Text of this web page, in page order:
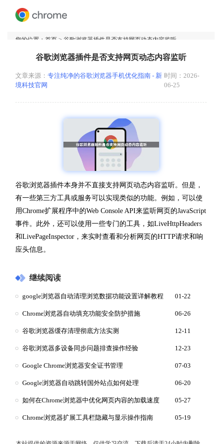
您的位置： 首页 > 谷歌浏览器插件是否支持网页动态内容监听
谷歌浏览器插件是否支持网页动态内容监听
文章来源： 专注纯净的谷歌浏览器手机优化指南 - 新
境科技官网
时间：2026-
06-25
谷歌浏览器插件本身并不直接支持网页动态内容监听。但是，
有一些第三方工具或服务可以实现类似的功能。例如，可以使
用Chrome扩展程序中的Web Console API来监听网页的JavaScript
事件。此外，还可以使用一些专门的工具，如LiveHttpHeaders
和LivePageInspector，来实时查看和分析网页的HTTP请求和响
应头信息。
继续阅读
google浏览器自动清理浏览数据功能设置详解教程 01-22
Chrome浏览器自动填充功能安全防护措施 06-26
谷歌浏览器缓存清理彻底方法实测 12-11
谷歌浏览器多设备同步问题排查操作经验 12-23
Google Chrome浏览器安全证书管理 07-03
Google浏览器自动跳转国外站点如何处理 06-20
如何在Chrome浏览器中优化网页内容的加载速度 05-27
Chrome浏览器扩展工具栏隐藏与显示操作指南 05-19